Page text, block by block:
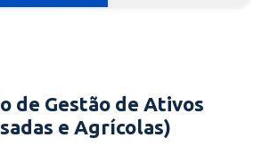
de Gestão de Ativos
e Agrícolas)